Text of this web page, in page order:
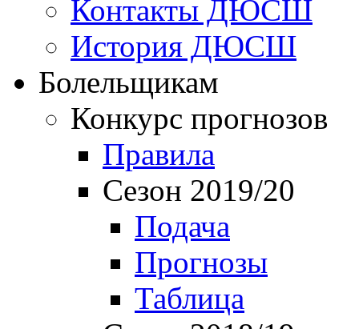
Контакты ДЮСШ
История ДЮСШ
Болельщикам
Конкурс прогнозов
Правила
Сезон 2019/20
Подача
Прогнозы
Таблица